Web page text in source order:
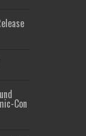
Con